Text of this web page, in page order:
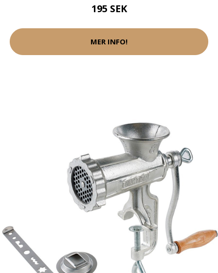
195 SEK
MER INFO!